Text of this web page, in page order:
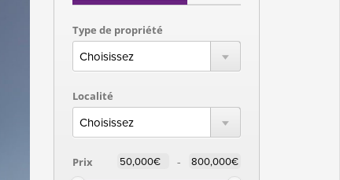
Type de propriété
Localité
Prix -